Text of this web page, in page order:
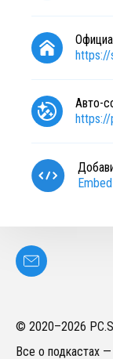
https://
Авто-
https://
© 2020–2026
Все о подкастах —